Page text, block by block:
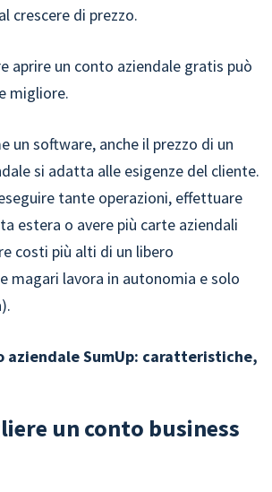
crescere di prezzo.
aprire un conto aziendale gratis può
migliore.
un software, anche il prezzo di un
si adatta alle esigenze del cliente.
tante operazioni, effettuare
estera o avere più carte aziendali
costi più alti di un libero
magari lavora in autonomia e solo
aziendale SumUp: caratteristiche,
un conto business